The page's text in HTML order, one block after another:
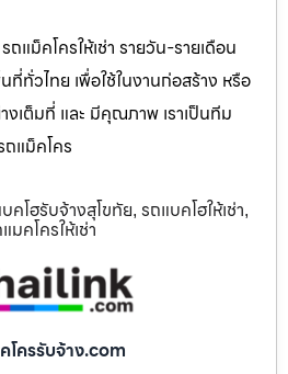
แม็คโครให้เช่า รายวัน-รายเดือน
ทั่วไทย เพื่อใช้ในงานก่อสร้าง หรือ
เต็มที่ และ มีคุณภาพ เราเป็นทีม
แม็คโคร
คโฮรับจ้างสุโขทัย, รถแบคโฮให้เช่า,
มคโครให้เช่า
โครรับจ้าง.com